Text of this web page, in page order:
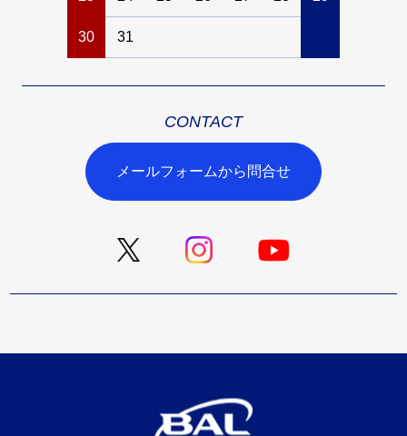
30 31
CONTACT
メールフォームから問合せ